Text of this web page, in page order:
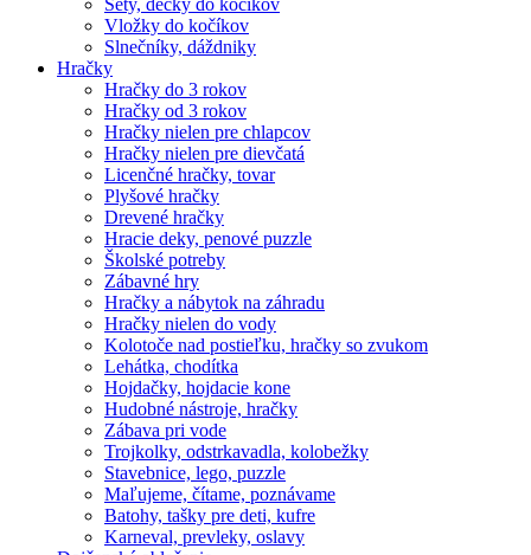
Vložky do kočíkov
Slnečníky, dáždniky
Hračky
Hračky do 3 rokov
Hračky od 3 rokov
Hračky nielen pre chlapcov
Hračky nielen pre dievčatá
Licenčné hračky, tovar
Plyšové hračky
Drevené hračky
Hracie deky, penové puzzle
Školské potreby
Zábavné hry
Hračky a nábytok na záhradu
Hračky nielen do vody
Kolotoče nad postieľku, hračky so zvukom
Lehátka, chodítka
Hojdačky, hojdacie kone
Hudobné nástroje, hračky
Zábava pri vode
Trojkolky, odstrkavadla, kolobežky
Stavebnice, lego, puzzle
Maľujeme, čítame, poznávame
Batohy, tašky pre deti, kufre
Karneval, prevleky, oslavy